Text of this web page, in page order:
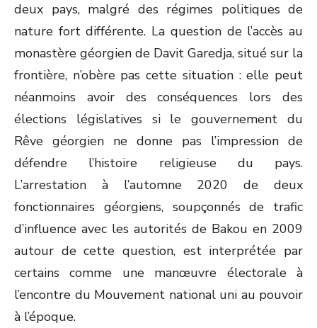
deux pays, malgré des régimes politiques de
nature fort différente. La question de l’accès au
monastère géorgien de Davit Garedja, situé sur la
frontière, n’obère pas cette situation : elle peut
néanmoins avoir des conséquences lors des
élections législatives si le gouvernement du
Rêve géorgien ne donne pas l’impression de
défendre l’histoire religieuse du pays.
L’arrestation à l’automne 2020 de deux
fonctionnaires géorgiens, soupçonnés de trafic
d’influence avec les autorités de Bakou en 2009
autour de cette question, est interprétée par
certains comme une manœuvre électorale à
l’encontre du Mouvement national uni au pouvoir
à l’époque.